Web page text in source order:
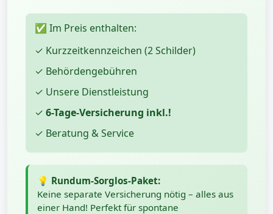
✅ Im Preis enthalten:
✓ Kurzzeitkennzeichen (2 Schilder)
✓ Behördengebühren
✓ Unsere Dienstleistung
✓ 6-Tage-Versicherung inkl.!
✓ Beratung & Service
💡 Rundum-Sorglos-Paket:
Keine separate Versicherung nötig – alles aus
einer Hand! Perfekt für spontane